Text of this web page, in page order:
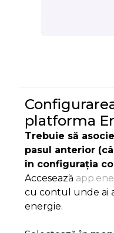
platforma
Trebuie să
pasul anterior
în configurația
Accesează
cu contul unde ai
energie.